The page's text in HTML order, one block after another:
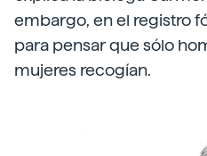
embargo, en el registro
para pensar que sólo
mujeres recogían.